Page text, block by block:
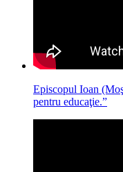
Episcopul Ioan
pentru educaţie.”